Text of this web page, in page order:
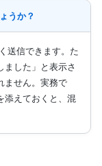
うか？
送信できます。た
ました」と表示さ
ません。実務で
添えておくと、混